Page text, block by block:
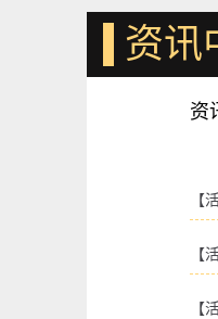
资讯
资
【
【
【